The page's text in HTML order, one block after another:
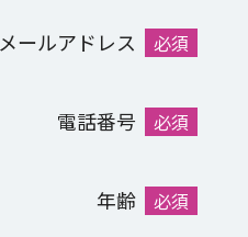
メールアドレス 必須
電話番号 必須
年齢 必須